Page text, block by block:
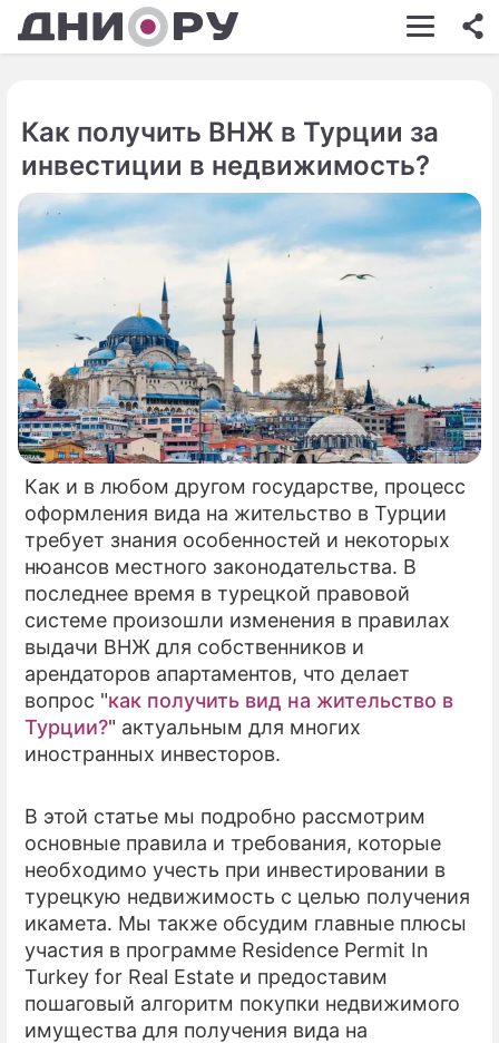
ШОУ-БИЗНЕС
КИНО
ЗДОРОВЬЕ
ЭКОНОМИКА
ПРОИСШЕСТВИЯ
СОННИК
СТИЛЬ ЖИЗНИ
СЕРИАЛЫ
ИГРЫ
ПРЕСС-РЕЛИЗЫ
О ПРОЕКТЕ
Как получить ВНЖ в Турции за
инвестиции в недвижимость?
Как и в любом другом государстве, процесс
оформления вида на жительство в Турции
требует знания особенностей и некоторых
нюансов местного законодательства. В
последнее время в турецкой правовой
системе произошли изменения в правилах
выдачи ВНЖ для собственников и
арендаторов апартаментов, что делает
вопрос "как получить вид на жительство в
Турции?" актуальным для многих
иностранных инвесторов.
В этой статье мы подробно рассмотрим
основные правила и требования, которые
необходимо учесть при инвестировании в
турецкую недвижимость с целью получения
икамета. Мы также обсудим главные плюсы
участия в программе Residence Permit In
Turkey for Real Estate и предоставим
пошаговый алгоритм покупки недвижимого
имущества для получения вида на